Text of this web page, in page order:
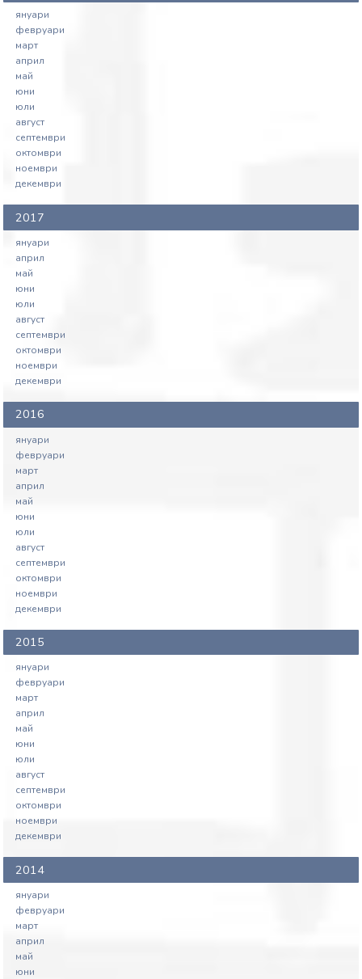
януари
февруари
март
април
май
юни
юли
август
септември
октомври
ноември
декември
2017
януари
април
май
юни
юли
август
септември
октомври
ноември
декември
2016
януари
февруари
март
април
май
юни
юли
август
септември
октомври
ноември
декември
2015
януари
февруари
март
април
май
юни
юли
август
септември
октомври
ноември
декември
2014
януари
февруари
март
април
май
юни